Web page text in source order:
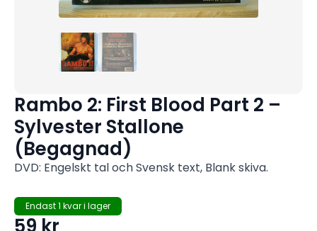
Rambo 2: First Blood Part 2 –
Sylvester Stallone
(Begagnad)
DVD: Engelskt tal och Svensk text, Blank skiva.
Endast 1 kvar i lager
59 kr